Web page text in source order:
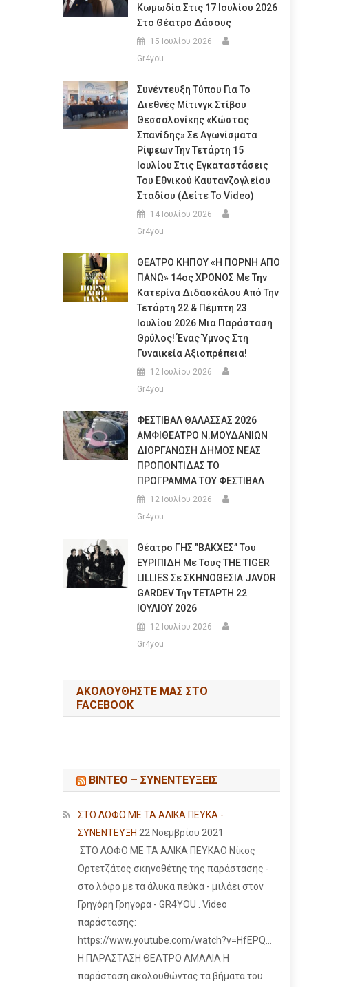
Κωμωδία Στις 17 Ιουλίου 2026
Στο Θέατρο Δάσους
15 Ιουλίου 2026
Gr4you
Συνέντευξη Τύπου Για Το
Διεθνές Μίτινγκ Στίβου
Θεσσαλονίκης «Κώστας
Σπανίδης» Σε Αγωνίσματα
Ρίψεων Την Τετάρτη 15
Ιουλίου Στις Εγκαταστάσεις
Του Εθνικού Καυτανζογλείου
Σταδίου (Δείτε Το Video)
14 Ιουλίου 2026
Gr4you
ΘΕΑΤΡΟ ΚΗΠΟΥ «Η ΠΟΡΝΗ ΑΠΟ
ΠΑΝΩ» 14ος ΧΡΟΝΟΣ Με Την
Κατερίνα Διδασκάλου Από Την
Τετάρτη 22 & Πέμπτη 23
Ιουλίου 2026 Μια Παράσταση
Θρύλος! Ένας Ύμνος Στη
Γυναικεία Αξιοπρέπεια!
12 Ιουλίου 2026
Gr4you
ΦΕΣΤΙΒΑΛ ΘΑΛΑΣΣΑΣ 2026
ΑΜΦΙΘΕΑΤΡΟ Ν.ΜΟΥΔΑΝΙΩΝ
ΔΙΟΡΓΑΝΩΣΗ ΔΗΜΟΣ ΝΕΑΣ
ΠΡΟΠΟΝΤΙΔΑΣ ΤΟ
ΠΡΟΓΡΑΜΜΑ ΤΟΥ ΦΕΣΤΙΒΑΛ
12 Ιουλίου 2026
Gr4you
Θέατρο ΓΗΣ ”ΒΑΚΧΕΣ” Του
ΕΥΡΙΠΙΔΗ Με Τους THE TIGER
LILLIES Σε ΣΚΗΝΟΘΕΣΙΑ JAVOR
GARDEV Την ΤΕΤΑΡΤΗ 22
ΙΟΥΛΙΟΥ 2026
12 Ιουλίου 2026
Gr4you
ΑΚΟΛΟΥΘΉΣΤΕ ΜΑΣ ΣΤΟ
FACEBOOK
ΒΙΝΤΕΟ – ΣΥΝΕΝΤΕΥΞΕΙΣ
ΣΤΟ ΛΟΦΟ ΜΕ ΤΑ ΑΛΙΚΑ ΠΕΥΚΑ -
ΣΥΝΕΝΤΕΥΞΗ 22 Νοεμβρίου 2021
ΣΤΟ ΛΟΦΟ ΜΕ ΤΑ ΑΛΙΚΑ ΠΕΥΚΑΟ Νίκος
Ορτετζάτος σκηνοθέτης της παράστασης -
στο λόφο με τα άλυκα πεύκα - μιλάει στον
Γρηγόρη Γρηγορά - GR4YOU . Video
παράστασης:
https://www.youtube.com/watch?v=HfEPQ...
Η ΠΑΡΑΣΤΑΣΗ ΘΕΑΤΡΟ ΑΜΑΛΙΑ Η
παράσταση ακολουθώντας τα βήματα του